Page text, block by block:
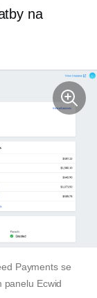
na
Payments se
panelu Ecwid